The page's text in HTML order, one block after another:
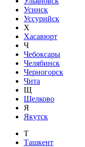
Усинск
Уссурийск
Х
Хасавюрт
Ч
Чебоксары
Челябинск
Черногорск
Чита
Щ
Щелково
Я
Якутск
Т
Ташкент